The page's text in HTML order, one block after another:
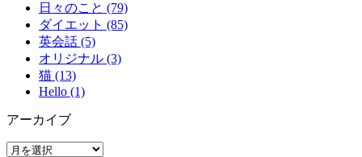
日々のこと (79)
ダイエット (85)
英会話 (5)
オリジナル (3)
猫 (13)
Hello (1)
アーカイブ
ア